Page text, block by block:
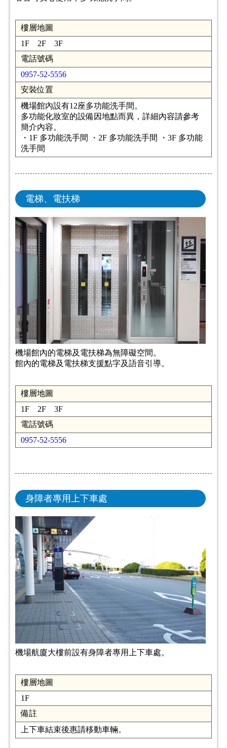
樓層地圖
1F 2F 3F
電話號碼
0957-52-5556
安裝位置
機場館內設有12座多功能洗手間。
多功能化妝室的設備因地點而異，詳細內容請參考
簡介內容。
・1F 多功能洗手間 ・2F 多功能洗手間 ・3F 多功能
洗手間
電梯、電扶梯
機場館內的電梯及電扶梯為無障礙空間。
館內的電梯及電扶梯支援點字及語音引導。
樓層地圖
1F 2F 3F
電話號碼
0957-52-5556
身障者專用上下車處
機場航廈大樓前設有身障者專用上下車處。
樓層地圖
1F
備註
上下車結束後惠請移動車輛。